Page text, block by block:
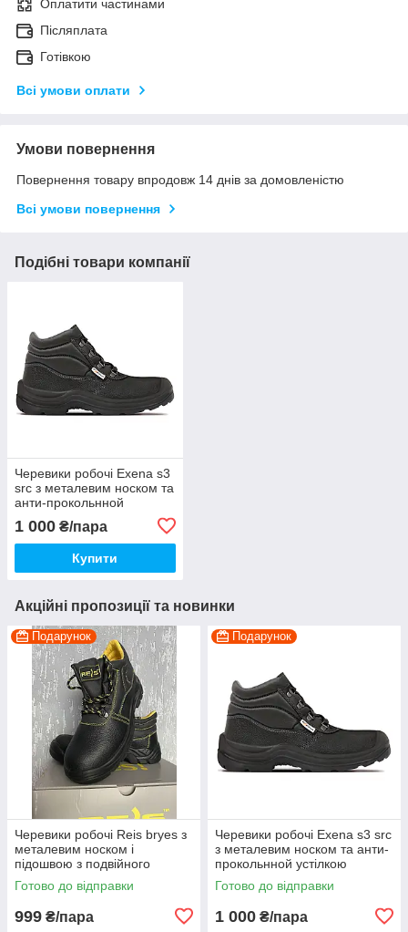
Оплатити частинами
Післяплата
Готівкою
Всі умови оплати
Умови повернення
Повернення товару впродовж 14 днів за домовленістю
Всі умови повернення
Подібні товари компанії
Черевики робочі Exena s3
src з металевим носком та
анти-прокольнной
1 000 ₴/пара
Купити
Акційні пропозиції та новинки
Подарунок
Черевики робочі Reis bryes з
металевим носком і
підошвою з подвійного
поліуретану
Готово до відправки
999 ₴/пара
Подарунок
Черевики робочі Exena s3 src
з металевим носком та анти-
прокольнной устілкою
Готово до відправки
1 000 ₴/пара